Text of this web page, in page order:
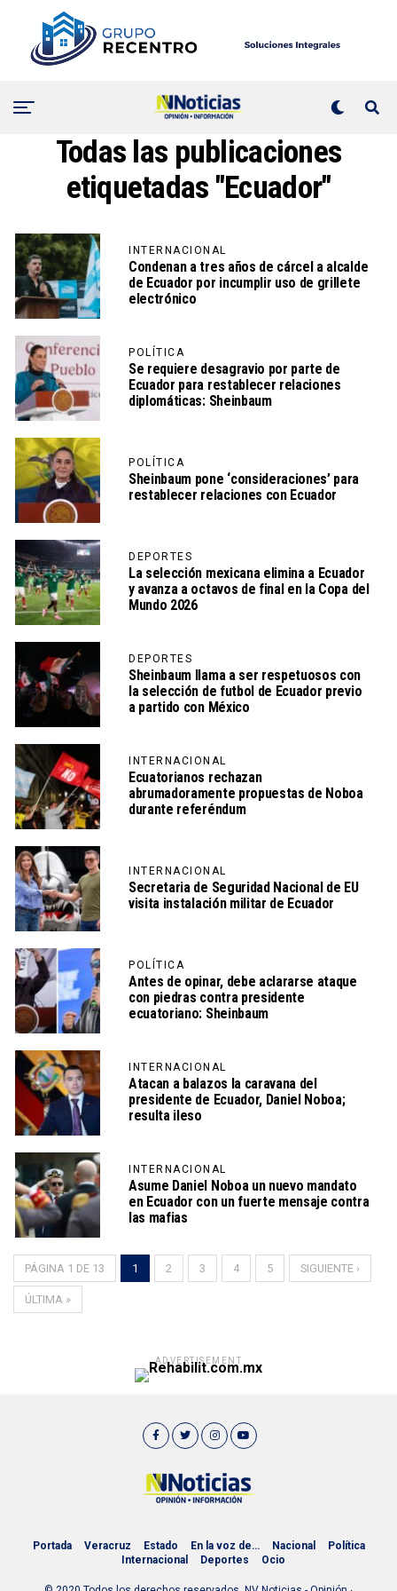
Todas las publicaciones
etiquetadas "Ecuador"
INTERNACIONAL
Condenan a tres años de cárcel a alcalde
de Ecuador por incumplir uso de grillete
electrónico
POLÍTICA
Se requiere desagravio por parte de
Ecuador para restablecer relaciones
diplomáticas: Sheinbaum
POLÍTICA
Sheinbaum pone ‘consideraciones’ para
restablecer relaciones con Ecuador
DEPORTES
La selección mexicana elimina a Ecuador
y avanza a octavos de final en la Copa del
Mundo 2026
DEPORTES
Sheinbaum llama a ser respetuosos con
la selección de futbol de Ecuador previo
a partido con México
INTERNACIONAL
Ecuatorianos rechazan
abrumadoramente propuestas de Noboa
durante referéndum
INTERNACIONAL
Secretaria de Seguridad Nacional de EU
visita instalación militar de Ecuador
POLÍTICA
Antes de opinar, debe aclararse ataque
con piedras contra presidente
ecuatoriano: Sheinbaum
INTERNACIONAL
Atacan a balazos la caravana del
presidente de Ecuador, Daniel Noboa;
resulta ileso
INTERNACIONAL
Asume Daniel Noboa un nuevo mandato
en Ecuador con un fuerte mensaje contra
las mafias
PÁGINA 1 DE 13 1 2 3 4 5 SIGUIENTE ›
ÚLTIMA »
ADVERTISEMENT
Portada Veracruz Estado En la voz de… Nacional
Política
Internacional
Deportes Ocio